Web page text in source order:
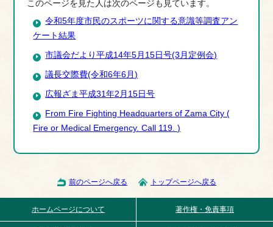
このページを見た人は次のページも見ています。
令和5年度市民のスポーツに関する意識等調査アン
ケート結果
市議会だより平成14年5月15日号(3月定例会)
議長交際費(令和6年6月)
広報ざま平成31年2月15日号
From Fire Fighting Headquarters of Zama City (
Fire or Medical Emergency. Call 119. )
前のページへ戻る トップページへ戻る
ホームページについて 著作権・免責事項